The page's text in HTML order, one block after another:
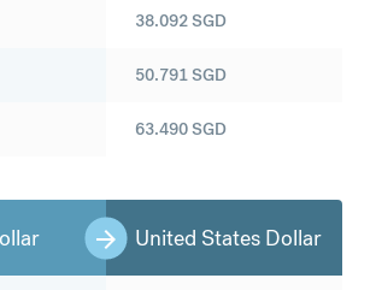
38.092SGD
50.791SGD
63.490SGD
United States Dollar